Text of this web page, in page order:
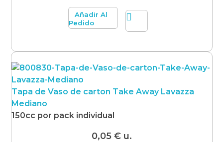
Añadir Al
Pedido
Tapa de Vaso de carton Take Away Lavazza
Mediano
150cc por pack individual
0,05 €u.